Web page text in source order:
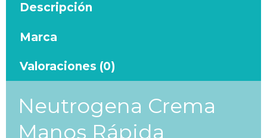
Descripción
Marca
Valoraciones (0)
Neutrogena Crema
Manos Rápida